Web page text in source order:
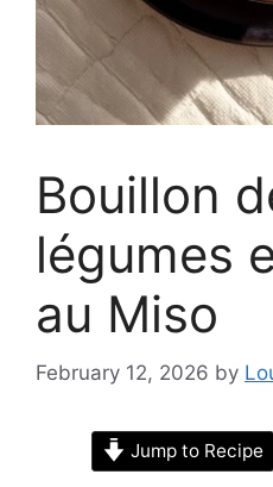
Bouillon
légumes
au Miso
February 12, 2026 by
Jump to Recipe